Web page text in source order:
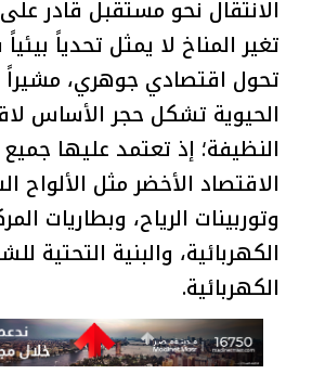
الانتقال نحو مستقبل قادر
تغير المناخ لا يمثل تحدياً
تحول اقتصادي جوهري، مشيراً
الحيوية تشكل حجر الأساس
النظيفة؛ إذ تعتمد عليها جميع
الاقتصاد الأخضر مثل الألواح
وتوربينات الرياح، وبطاريات
الكهربائية، والبنية التحتية
الكهربائية.